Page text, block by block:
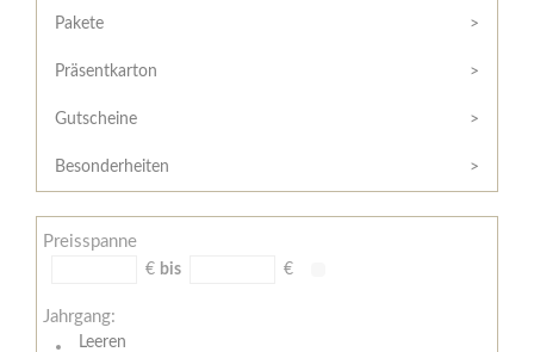
/
Widerrufsformular
AGB
und
Zahlungsbedingungen
Meine
Bestellung
Pakete
Präsentkarton
Gutscheine
Besonderheiten
Preisspanne
€ bis €
Jahrgang:
Leeren